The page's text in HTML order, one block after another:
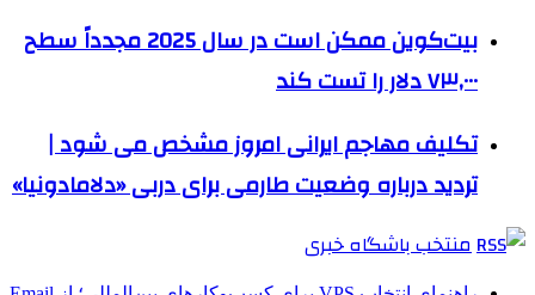
بیت‌کوین ممکن است در سال 2025 مجدداً سطح
۷۳,۰۰۰ دلار را تست کند
تکلیف مهاجم ایرانی امروز مشخص می شود |
تردید درباره وضعیت طارمی برای دربی «دلامادونیا»
منتخب باشگاه خبری